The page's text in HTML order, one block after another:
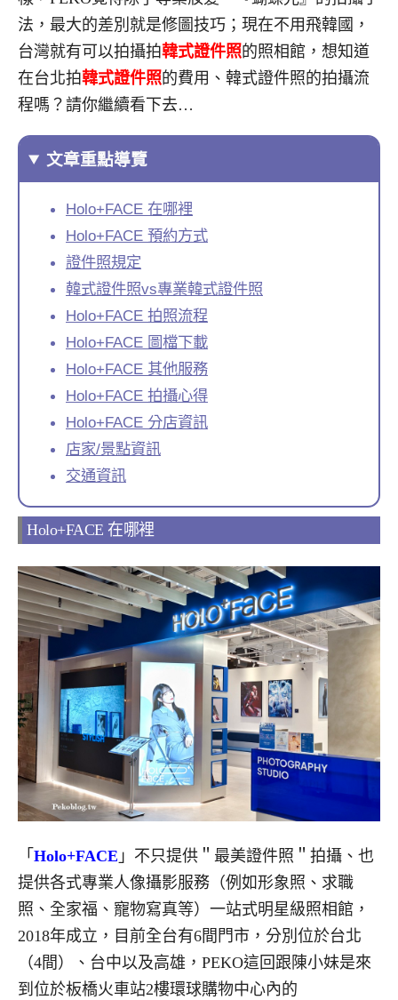
法，最大的差別就是修圖技巧；現在不用飛韓國，
台灣就有可以拍攝拍韓式證件照的照相館，想知道
在台北拍韓式證件照的費用、韓式證件照的拍攝流
程嗎？請你繼續看下去…
文章重點導覽
Holo+FACE 在哪裡
Holo+FACE 預約方式
證件照規定
韓式證件照vs專業韓式證件照
Holo+FACE 拍照流程
Holo+FACE 圖檔下載
Holo+FACE 其他服務
Holo+FACE 拍攝心得
Holo+FACE 分店資訊
店家/景點資訊
交通資訊
Holo+FACE 在哪裡
「 Holo+FACE 」不只提供＂最美證件照＂拍攝、也
提供各式專業人像攝影服務（例如形象照、求職
照、全家福、寵物寫真等）一站式明星級照相館，
2018年成立，目前全台有6間門市，分別位於台北
（4間）、台中以及高雄，PEKO這回跟陳小妹是來
到位於板橋火車站2樓環球購物中心內的